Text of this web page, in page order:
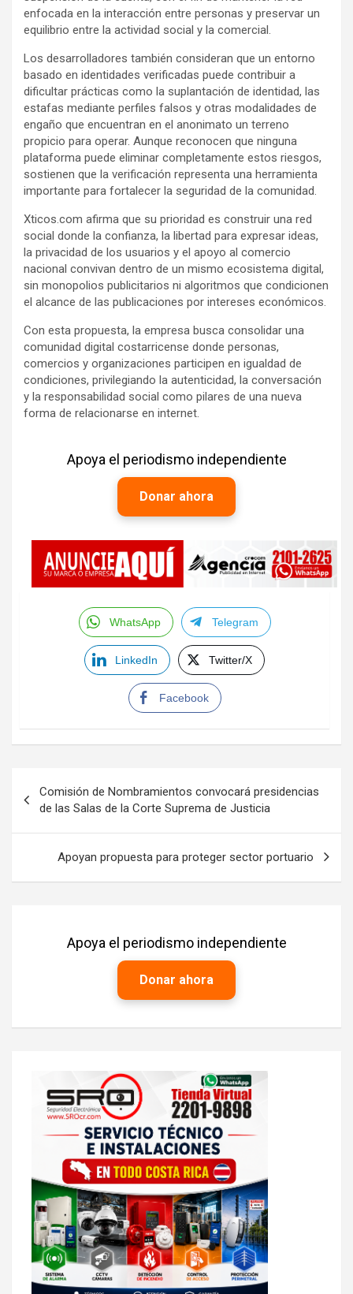
enfocada en la interacción entre personas y preservar un
equilibrio entre la actividad social y la comercial.
Los desarrolladores también consideran que un entorno
basado en identidades verificadas puede contribuir a
dificultar prácticas como la suplantación de identidad, las
estafas mediante perfiles falsos y otras modalidades de
engaño que encuentran en el anonimato un terreno
propicio para operar. Aunque reconocen que ninguna
plataforma puede eliminar completamente estos riesgos,
sostienen que la verificación representa una herramienta
importante para fortalecer la seguridad de la comunidad.
Xticos.com afirma que su prioridad es construir una red
social donde la confianza, la libertad para expresar ideas,
la privacidad de los usuarios y el apoyo al comercio
nacional convivan dentro de un mismo ecosistema digital,
sin monopolios publicitarios ni algoritmos que condicionen
el alcance de las publicaciones por intereses económicos.
Con esta propuesta, la empresa busca consolidar una
comunidad digital costarricense donde personas,
comercios y organizaciones participen en igualdad de
condiciones, privilegiando la autenticidad, la conversación
y la responsabilidad social como pilares de una nueva
forma de relacionarse en internet.
Apoya el periodismo independiente
Donar ahora
WhatsApp Telegram
LinkedIn Twitter/X
Facebook
de
entradas
Comisión de Nombramientos convocará presidencias
de las Salas de la Corte Suprema de Justicia
Apoyan propuesta para proteger sector portuario
Apoya el periodismo independiente
Donar ahora